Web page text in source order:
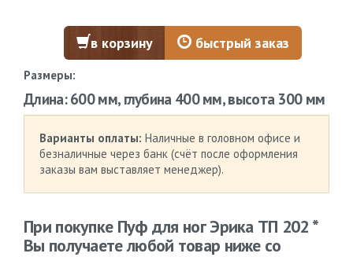
в корзину быстрый заказ
Размеры:
Длина: 600 мм, глубина 400 мм, высота 300 мм
Варианты оплаты: Наличные в головном офисе и
безналичные через банк (счёт после оформления
заказы вам выставляет менеджер).
При покупке Пуф для ног Эрика ТП 202 *
Вы получаете любой товар ниже со